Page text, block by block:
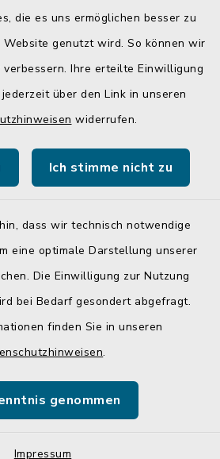
die es uns ermöglichen besser zu
genutzt wird. So können wir
Ihre erteilte Einwilligung
über den Link in unseren
widerrufen.
Ich stimme nicht zu
dass wir technisch notwendige
eine optimale Darstellung unserer
Die Einwilligung zur Nutzung
bei Bedarf gesondert abgefragt.
finden Sie in unseren
.
genommen
Impressum
im Rathaus antreffen.
a. Inn